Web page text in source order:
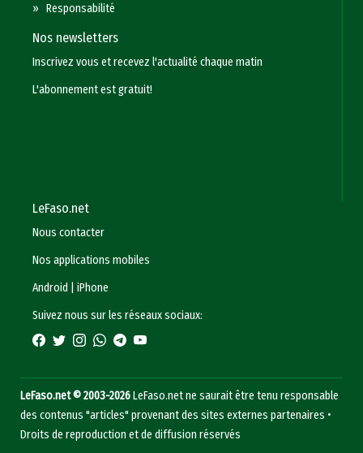
»Responsabilité
Nos newsletters
Inscrivez vous et recevez l'actualité chaque matin
L'abonnement est gratuit!
LeFaso.net
Nous contacter
Nos applications mobiles
Android
|iPhone
Suivez nous sur les réseaux sociaux:
LeFaso.net © 2003-2026LeFaso.net ne saurait être tenu responsable
des contenus "articles" provenant des sites externes partenaires •
Droits de reproduction et de diffusion réservés